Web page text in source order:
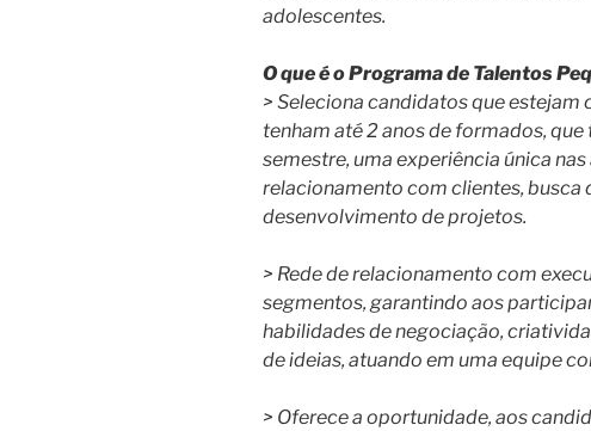
adolescentes.
O que é o Programa de Talentos
> Seleciona candidatos que estejam
tenham até 2 anos de formados,
semestre, uma experiência única
relacionamento com clientes, busca
desenvolvimento de projetos.
> Rede de relacionamento com
segmentos, garantindo aos
habilidades de negociação,
de ideias, atuando em uma equipe
> Oferece a oportunidade, aos